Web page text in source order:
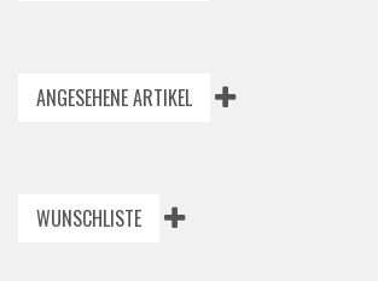
ANGESEHENE ARTIKEL
WUNSCHLISTE